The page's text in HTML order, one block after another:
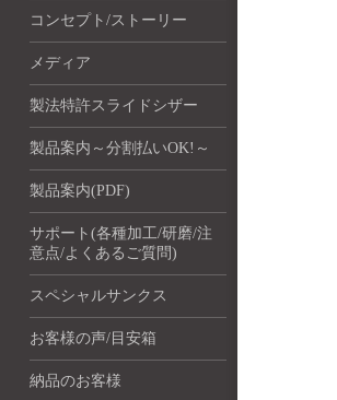
コンセプト/ストーリー
メディア
製法特許スライドシザー
製品案内～分割払いOK!～
製品案内(PDF)
サポート(各種加工/研磨/注
意点/よくあるご質問)
スペシャルサンクス
お客様の声/目安箱
納品のお客様